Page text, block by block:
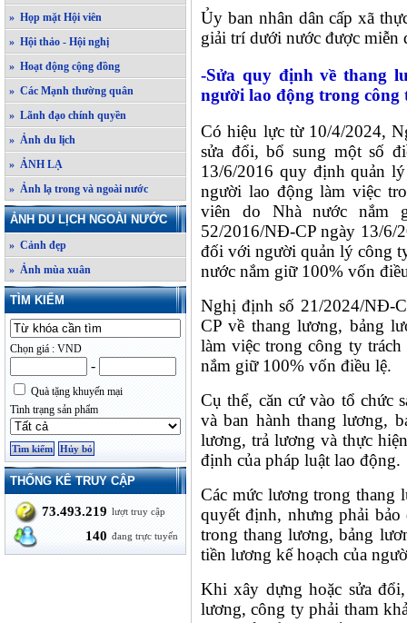
» Họp mặt Hội viên
» Hội thảo - Hội nghị
» Hoạt động cộng đồng
» Các Mạnh thường quân
» Lãnh đạo chính quyền
» Ảnh du lịch
» ẢNH LẠ
» Ảnh lạ trong và ngoài nước
ẢNH DU LỊCH NGOÀI NƯỚC
» Cảnh đẹp
» Ảnh mùa xuân
TÌM KIẾM
Chọn giá : VND
-
Quà tặng khuyến mại
Tình trạng sản phẩm
THỐNG KÊ TRUY CẬP
73.493.219 lượt truy cập
140 đang trực tuyến
Ủy ban nhân dân cấp xã
giải trí dưới nước được miễn
-Sửa quy định về thang
người lao động trong
Có hiệu lực từ 10/4/2024,
sửa đổi, bổ sung một số
13/6/2016 quy định quản
người lao động làm việc
viên do Nhà nước nắm
52/2016/NĐ-CP ngày 13/6/
đối với người quản lý công
nước nắm giữ 100% vốn
Nghị định số 21/2024/NĐ-
CP về thang lương, bảng
làm việc trong công ty
nắm giữ 100% vốn điều lệ.
Cụ thể, căn cứ vào tổ chức
và ban hành thang lương,
lương, trả lương và thực
định của pháp luật lao động.
Các mức lương trong thang
quyết định, nhưng phải
trong thang lương, bảng
tiền lương kế hoạch của
Khi xây dựng hoặc sửa
lương, công ty phải tham